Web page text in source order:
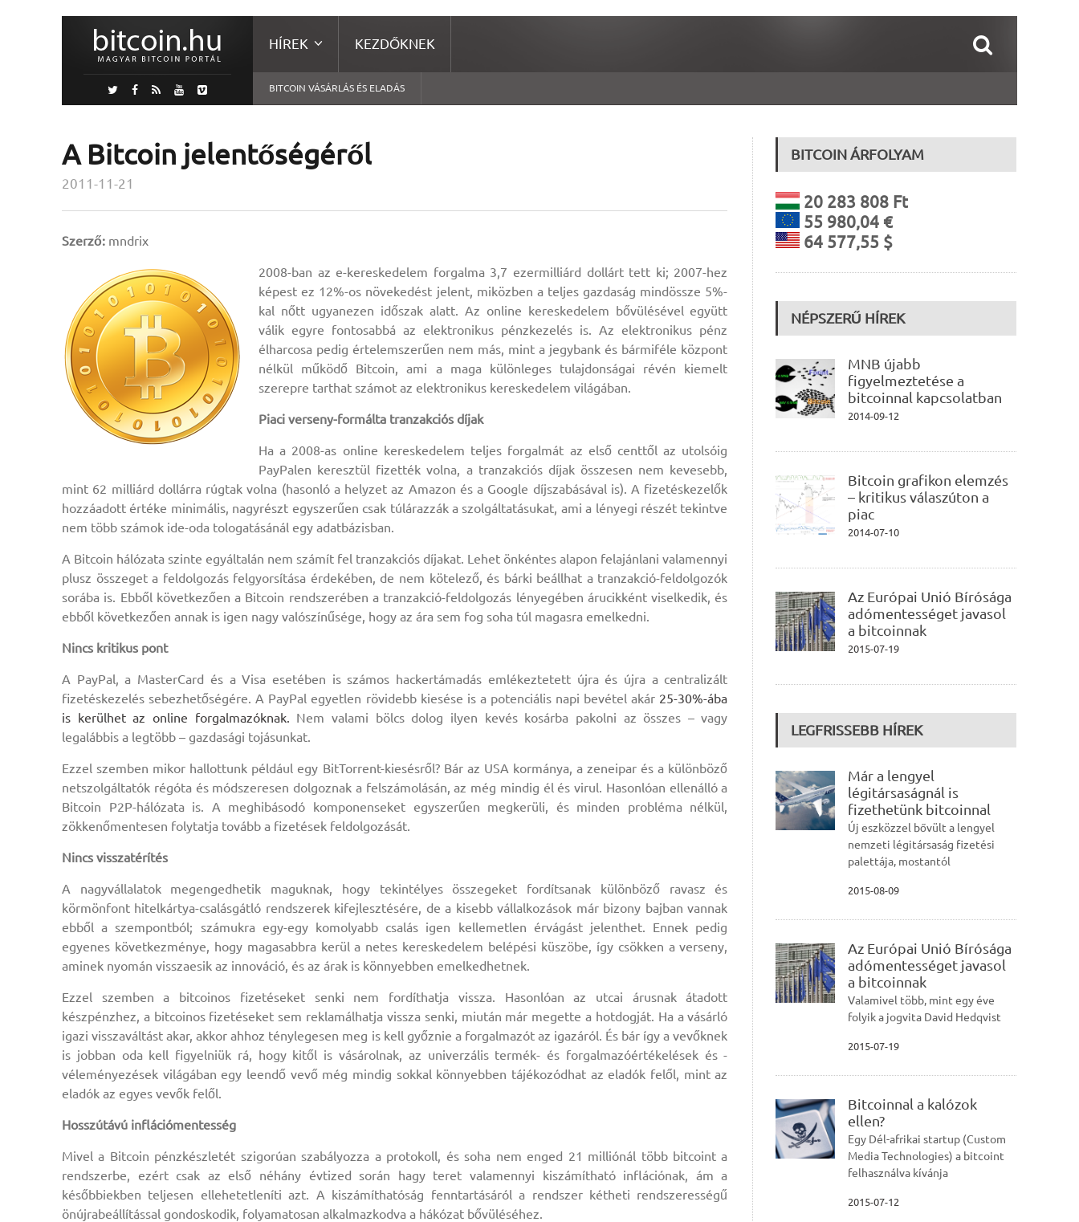
HÍREK KEZDŐKNEK
BITCOIN VÁSÁRLÁS ÉS ELADÁS
A Bitcoin jelentőségéről
2011-11-21
Szerző: mndrix
2008-ban az e-kereskedelem forgalma 3,7 ezermilliárd dollárt tett ki; 2007-hez
képest ez 12%-os növekedést jelent, miközben a teljes gazdaság mindössze 5%-
kal nőtt ugyanezen időszak alatt. Az online kereskedelem bővülésével együtt
válik egyre fontosabbá az elektronikus pénzkezelés is. Az elektronikus pénz
élharcosa pedig értelemszerűen nem más, mint a jegybank és bármiféle központ
nélkül működő Bitcoin, ami a maga különleges tulajdonságai révén kiemelt
szerepre tarthat számot az elektronikus kereskedelem világában.
Piaci verseny-formálta tranzakciós díjak
Ha a 2008-as online kereskedelem teljes forgalmát az első centtől az utolsóig
PayPalen keresztül fizették volna, a tranzakciós díjak összesen nem kevesebb,
mint 62 milliárd dollárra rúgtak volna (hasonló a helyzet az Amazon és a Google díjszabásával is). A fizetéskezelők
hozzáadott értéke minimális, nagyrészt egyszerűen csak túlárazzák a szolgáltatásukat, ami a lényegi részét tekintve
nem több számok ide-oda tologatásánál egy adatbázisban.
A Bitcoin hálózata szinte egyáltalán nem számít fel tranzakciós díjakat. Lehet önkéntes alapon felajánlani valamennyi
plusz összeget a feldolgozás felgyorsítása érdekében, de nem kötelező, és bárki beállhat a tranzakció-feldolgozók
sorába is. Ebből következően a Bitcoin rendszerében a tranzakció-feldolgozás lényegében árucikként viselkedik, és
ebből következően annak is igen nagy valószínűsége, hogy az ára sem fog soha túl magasra emelkedni.
Nincs kritikus pont
A PayPal, a MasterCard és a Visa esetében is számos hackertámadás emlékeztetett újra és újra a centralizált
fizetéskezelés sebezhetőségére. A PayPal egyetlen rövidebb kiesése is a potenciális napi bevétel akár 25-30%-ába
is kerülhet az online forgalmazóknak. Nem valami bölcs dolog ilyen kevés kosárba pakolni az összes – vagy
legalábbis a legtöbb – gazdasági tojásunkat.
Ezzel szemben mikor hallottunk például egy BitTorrent-kiesésről? Bár az USA kormánya, a zeneipar és a különböző
netszolgáltatók régóta és módszeresen dolgoznak a felszámolásán, az még mindig él és virul. Hasonlóan ellenálló a
Bitcoin P2P-hálózata is. A meghibásodó komponenseket egyszerűen megkerüli, és minden probléma nélkül,
zökkenőmentesen folytatja tovább a fizetések feldolgozását.
Nincs visszatérítés
A nagyvállalatok megengedhetik maguknak, hogy tekintélyes összegeket fordítsanak különböző ravasz és
körmönfont hitelkártya-csalásgátló rendszerek kifejlesztésére, de a kisebb vállalkozások már bizony bajban vannak
ebből a szempontból; számukra egy-egy komolyabb csalás igen kellemetlen érvágást jelenthet. Ennek pedig
egyenes következménye, hogy magasabbra kerül a netes kereskedelem belépési küszöbe, így csökken a verseny,
aminek nyomán visszaesik az innováció, és az árak is könnyebben emelkedhetnek.
Ezzel szemben a bitcoinos fizetéseket senki nem fordíthatja vissza. Hasonlóan az utcai árusnak átadott
készpénzhez, a bitcoinos fizetéseket sem reklamálhatja vissza senki, miután már megette a hotdogját. Ha a vásárló
igazi visszaváltást akar, akkor ahhoz ténylegesen meg is kell győznie a forgalmazót az igazáról. És bár így a vevőknek
is jobban oda kell figyelniük rá, hogy kitől is vásárolnak, az univerzális termék- és forgalmazóértékelések és -
véleményezések világában egy leendő vevő még mindig sokkal könnyebben tájékozódhat az eladók felől, mint az
eladók az egyes vevők felől.
Hosszútávú inflációmentesség
Mivel a Bitcoin pénzkészletét szigorúan szabályozza a protokoll, és soha nem enged 21 milliónál több bitcoint a
rendszerbe, ezért csak az első néhány évtized során hagy teret valamennyi kiszámítható inflációnak, ám a
későbbiekben teljesen ellehetetleníti azt. A kiszámíthatóság fenntartásáról a rendszer kétheti rendszerességű
önújrabeállítással gondoskodik, folyamatosan alkalmazkodva a hákózat bővüléséhez.
BITCOIN ÁRFOLYAM
20 283 808 Ft
55 980,04 €
64 577,55 $
NÉPSZERŰ HÍREK
MNB újabb
figyelmeztetése a
bitcoinnal kapcsolatban
2014-09-12
Bitcoin grafikon elemzés
– kritikus válaszúton a
piac
2014-07-10
Az Európai Unió Bírósága
adómentességet javasol
a bitcoinnak
2015-07-19
LEGFRISSEBB HÍREK
Már a lengyel
légitársaságnál is
fizethetünk bitcoinnal
Új eszközzel bővült a lengyel
nemzeti légitársaság fizetési
palettája, mostantól
2015-08-09
Az Európai Unió Bírósága
adómentességet javasol
a bitcoinnak
Valamivel több, mint egy éve
folyik a jogvita David Hedqvist
2015-07-19
Bitcoinnal a kalózok
ellen?
Egy Dél-afrikai startup (Custom
Media Technologies) a bitcoint
felhasználva kívánja
2015-07-12